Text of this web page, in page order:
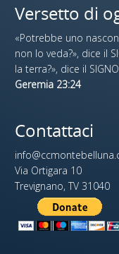
Versetto di
«Potrebbe uno
non lo veda?», dice il
la terra?», dice il
Geremia 23:24
Contattaci
Via Ortigara 10
Trevignano, TV 31040